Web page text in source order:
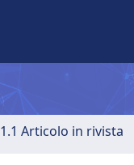
1.1 Articolo in rivista